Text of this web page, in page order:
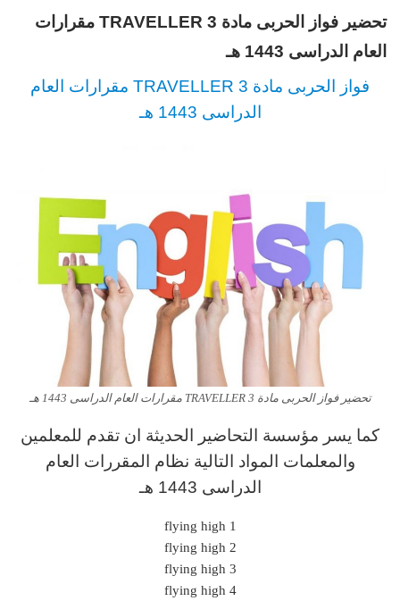
تحضير فواز الحربى مادة TRAVELLER 3
مقرارات
العام الدراسى
فواز الحربى مادة TRAVELLER 3
مقرارات العام
الدراسى
تحضير فواز الحربى مادة TRAVELLER 3 مقرارات العام الدراسى 1443 هـ
كما يسر مؤسسة التحاضير الحديثة ان تقدم للمعلمين
والمعلمات المواد التالية نظام المقررات العام
الدراسى 1443 هـ
flying high 1
flying high 2
flying high 3
flying high 4